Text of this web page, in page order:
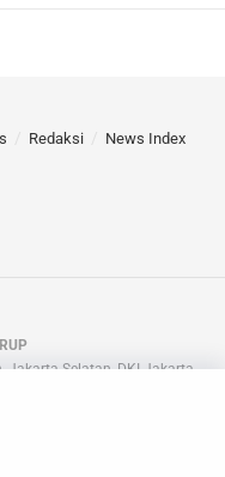
Redaksi News Index
Jakarta Selatan, DKI Jakarta.